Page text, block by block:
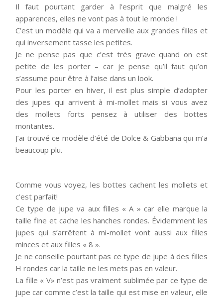
Il faut pourtant garder à l’esprit que malgré les
apparences, elles ne vont pas à tout le monde !
C’est un modèle qui va a merveille aux grandes filles et
qui inversement tasse les petites.
Je ne pense pas que c’est très grave quand on est
petite de les porter – car je pense qu’il faut qu’on
s’assume pour être à l’aise dans un look.
Pour les porter en hiver, il est plus simple d’adopter
des jupes qui arrivent à mi-mollet mais si vous avez
des mollets forts pensez à utiliser des bottes
montantes.
J’ai trouvé ce modèle d’été de Dolce & Gabbana qui m’a
beaucoup plu.
Comme vous voyez, les bottes cachent les mollets et
c’est parfait!
Ce type de jupe va aux filles « A » car elle marque la
taille fine et cache les hanches rondes. Évidemment les
jupes qui s’arrêtent à mi-mollet vont aussi aux filles
minces et aux filles « 8 ».
Je ne conseille pourtant pas ce type de jupe à des filles
H rondes car la taille ne les mets pas en valeur.
La fille « V» n’est pas vraiment sublimée par ce type de
jupe car comme c’est la taille qui est mise en valeur, elle